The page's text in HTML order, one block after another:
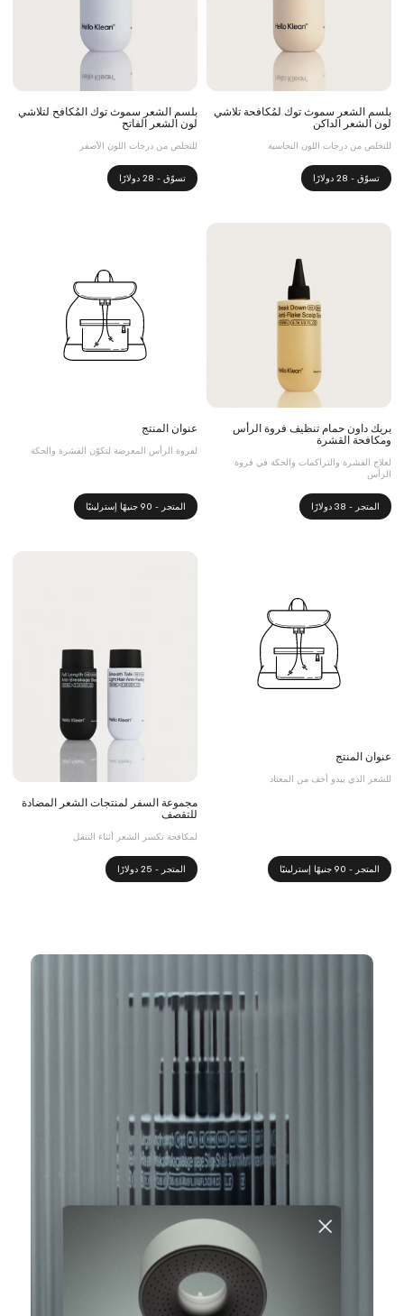
بلسم الشعر سموث توك لمُكافحة تلاشي
لون الشعر الداكن
للتخلص من درجات اللون النحاسية
تسوّق - 28 دولارًا
بلسم الشعر سموث توك المُكافح لتلاشي
لون الشعر الفاتح
للتخلص من درجات اللون الأصفر
تسوّق - 28 دولارًا
بريك داون حمام تنظيف فروة الرأس
ومكافحة القشرة
لعلاج القشرة والتراكمات والحكة في فروة
الرأس
المتجر - 38 دولارًا
عنوان المنتج
لفروة الرأس المعرضة لتكوّن القشرة والحكة
المتجر - 90 جنيهًا إسترلينيًا
عنوان المنتج
للشعر الذي يبدو أخف من المعتاد
المتجر - 90 جنيهًا إسترلينيًا
مجموعة السفر لمنتجات الشعر المضادة
للتقصف
لمكافحة تكسر الشعر أثناء التنقل
المتجر - 25 دولارًا